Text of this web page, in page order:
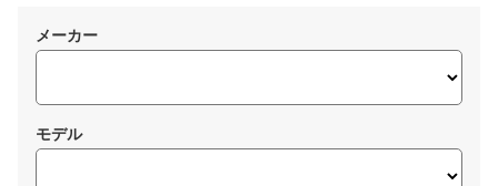
メーカー
モデル